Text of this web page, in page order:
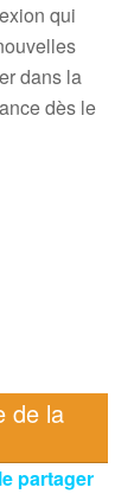
qui
dans la
dès le
de la
partager